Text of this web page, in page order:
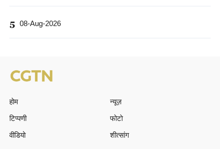
5 08-Aug-2026
होम
न्यूज़
टिप्पणी
फोटो
वीडियो
शीत्सांग